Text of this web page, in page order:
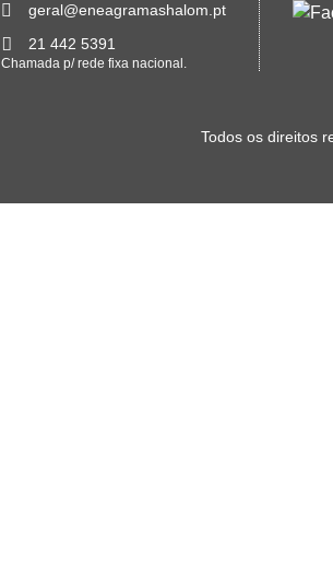
geral@eneagramashalom.pt
21 442 5391
Chamada p/ rede fixa nacional.
Todos os direitos